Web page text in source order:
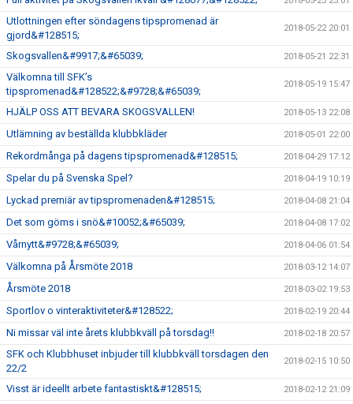
Utlottningen efter söndagens tipspromenad är
gjord&#128515;
2018-05-22 20:01
Skogsvallen&#9917;&#65039; 2018-05-21 22:31
Välkomna till SFK’s
tipspromenad&#128522;&#9728;&#65039;
2018-05-19 15:47
HJÄLP OSS ATT BEVARA SKOGSVALLEN! 2018-05-13 22:08
Utlämning av beställda klubbkläder 2018-05-01 22:00
Rekordmånga på dagens tipspromenad&#128515; 2018-04-29 17:12
Spelar du på Svenska Spel? 2018-04-19 10:19
Lyckad premiär av tipspromenaden&#128515; 2018-04-08 21:04
Det som göms i snö&#10052;&#65039; 2018-04-08 17:02
Vårnytt&#9728;&#65039; 2018-04-06 01:54
Välkomna på Årsmöte 2018 2018-03-12 14:07
Årsmöte 2018 2018-03-02 19:53
Sportlov o vinteraktiviteter&#128522; 2018-02-19 20:44
Ni missar väl inte årets klubbkväll på torsdag!! 2018-02-18 20:57
SFK och Klubbhuset inbjuder till klubbkväll torsdagen den
22/2
2018-02-15 10:50
Visst är ideellt arbete fantastiskt&#128515; 2018-02-12 21:09